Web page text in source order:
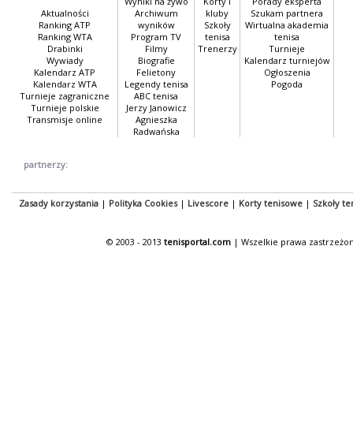
Aktualności
Ranking ATP
Ranking WTA
Drabinki
Wywiady
Kalendarz ATP
Kalendarz WTA
Turnieje zagraniczne
Turnieje polskie
Transmisje online
Archiwum
wyników
Program TV
Filmy
Biografie
Felietony
Legendy tenisa
ABC tenisa
Jerzy Janowicz
Agnieszka
Radwańska
kluby
Szkoły
tenisa
Trenerzy
Szukam partnera
Wirtualna akademia
tenisa
Turnieje
Kalendarz turniejów
Ogłoszenia
Pogoda
partnerzy:
Zasady korzystania | Polityka Cookies| Livescore | Korty tenisowe | Szkoły
© 2003 - 2013 tenisportal.com | Wszelkie prawa